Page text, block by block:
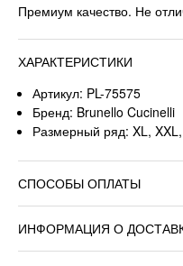
Премиум качество. Не
ХАРАКТЕРИСТИКИ
Артикул: PL-75575
Бренд: Brunello Cucinelli
Размерный ряд: XL,
СПОСОБЫ ОПЛАТЫ
ИНФОРМАЦИЯ О